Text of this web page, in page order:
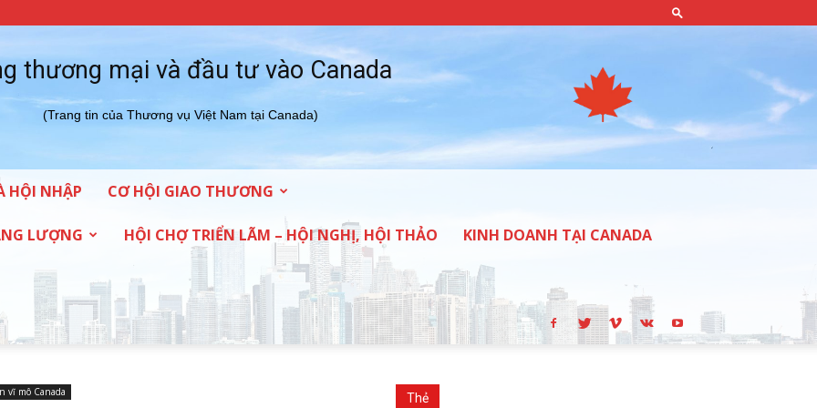
thương mại và đầu tư vào Canada
(Trang tin của Thương vụ Việt Nam tại Canada)
HỘI NHẬP CƠ HỘI GIAO THƯƠNG
LƯỢNG HỘI CHỢ TRIỂN LÃM – HỘI NGHỊ, HỘI THẢO KINH DOANH TẠI CANADA
vĩ mô Canada Thẻ